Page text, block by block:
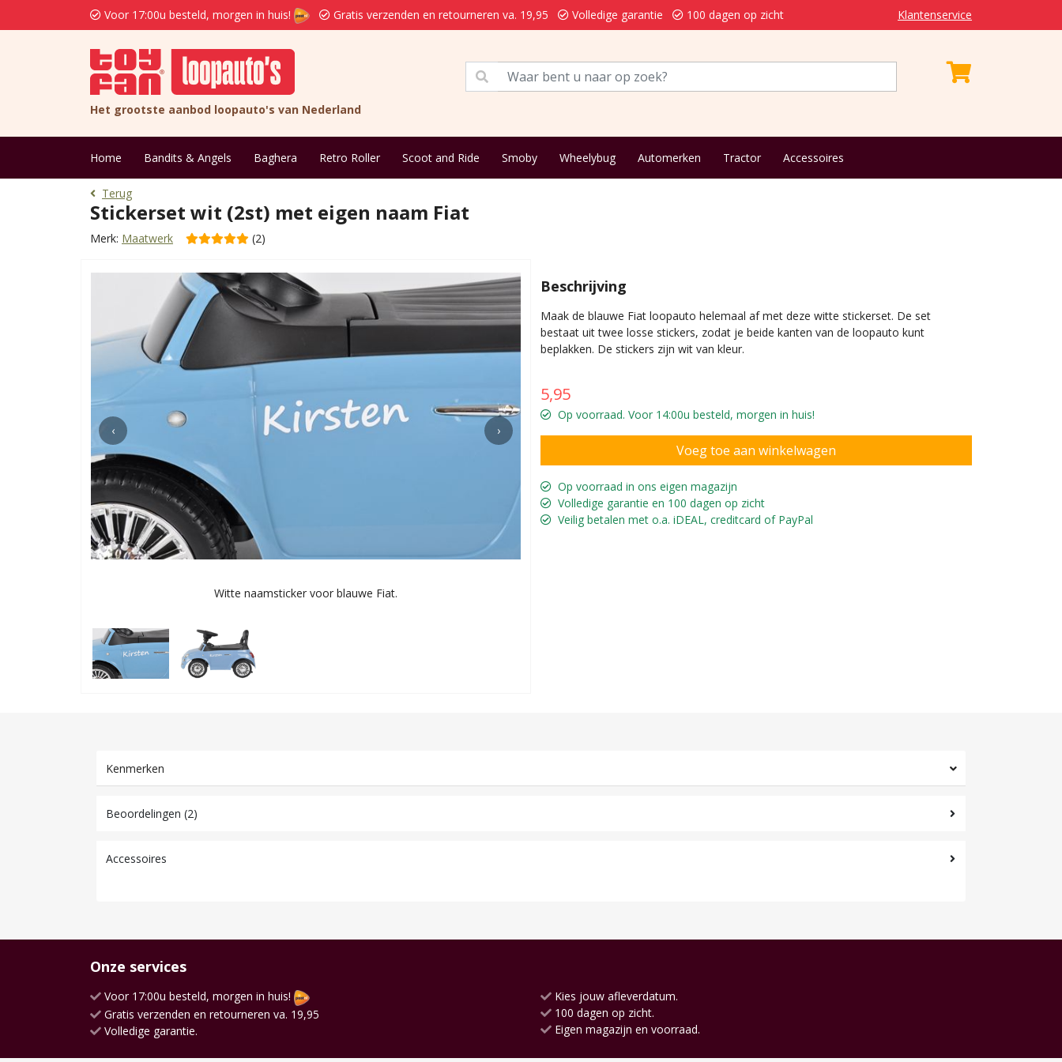
Voor 17:00u besteld, morgen in huis! Gratis verzenden en retourneren va. 19,95 Volledige garantie 100 dagen op zicht Klantenservice
Het grootste aanbod loopauto's van Nederland
Home Bandits & Angels Baghera Retro Roller Scoot and Ride Smoby Wheelybug Automerken Tractor Accessoires
Terug
Stickerset wit (2st) met eigen naam Fiat
Merk: Maatwerk (2)
‹ ›
Witte naamsticker voor blauwe Fiat.
Beschrijving
Maak de blauwe Fiat loopauto helemaal af met deze witte stickerset. De set
bestaat uit twee losse stickers, zodat je beide kanten van de loopauto kunt
beplakken. De stickers zijn wit van kleur.
5,95
Op voorraad. Voor 14:00u besteld, morgen in huis!
Op voorraad in ons eigen magazijn
Volledige garantie en 100 dagen op zicht
Veilig betalen met o.a. iDEAL, creditcard of PayPal
Kenmerken
Beoordelingen (2)
Accessoires
Onze services
Voor 17:00u besteld, morgen in huis!
Gratis verzenden en retourneren va. 19,95
Volledige garantie.
Kies jouw afleverdatum.
100 dagen op zicht.
Eigen magazijn en voorraad.